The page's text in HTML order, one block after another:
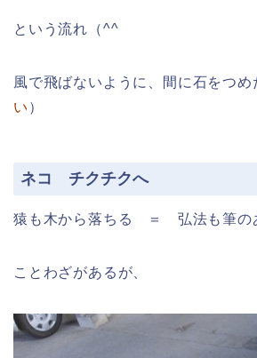
という流れ（^^
風で飛ばないように、間に石をつめ
い ）
ネコ チクチクへ
猿も木から落ちる ＝ 弘法も筆の
ことわざがあるが、